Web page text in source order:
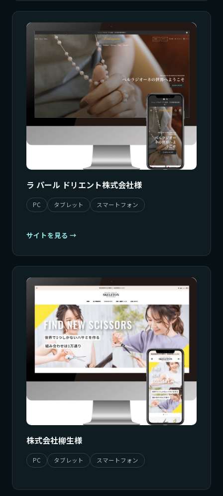
ラ パール ドリエント株式会社様
PC タブレット スマートフォン
サイトを見る
株式会社柳生様
PC タブレット スマートフォン